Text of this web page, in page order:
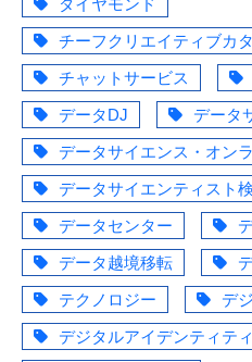
チーフクリエイティブカ
チャットサービス
データDJ
データ
データサイエンス・オン
データサイエンティスト
データセンター
データ越境移転
テクノロジー
デ
デジタルアイデンティティ